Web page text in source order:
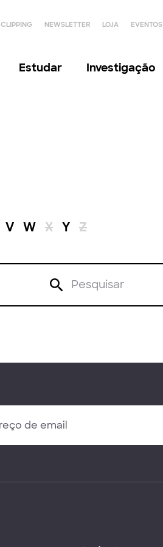
CLIPPING NEWSLETTER LOJA EVENTOS
Estudar Investigação
V W X Y Z